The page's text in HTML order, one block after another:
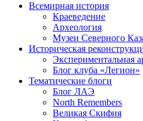
Всемирная история
Краеведение
Археология
Музеи Северного
Историческая
Экспериментальная
Блог клуба «Легион»
Тематические блоги
Блог ЛАЭ
North Remembers
Великая Скифия